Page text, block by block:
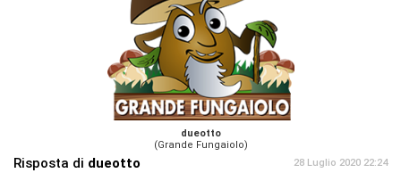
dueotto
(Grande Fungaiolo)
Risposta di dueotto 28 Luglio 2020 22:24